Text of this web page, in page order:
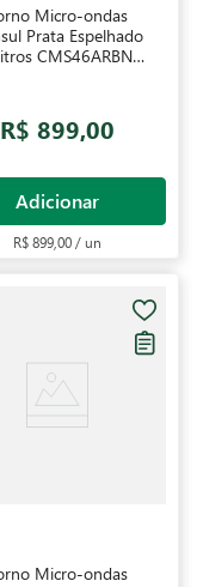
Micro-ondas
Prata Espelhado
CMS46ARBNA
R$ 899,00
Adicionar
R$ 899,00 / un
Micro-ondas